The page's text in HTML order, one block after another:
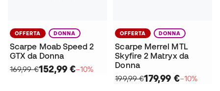
OFFERTA DONNA
Scarpe Moab Speed 2
GTX da Donna
169,99 €152,99 €−10%
OFFERTA DONNA
Scarpe Merrel MTL
Skyfire 2 Matryx da
Donna
199,99 €179,99 €−10%